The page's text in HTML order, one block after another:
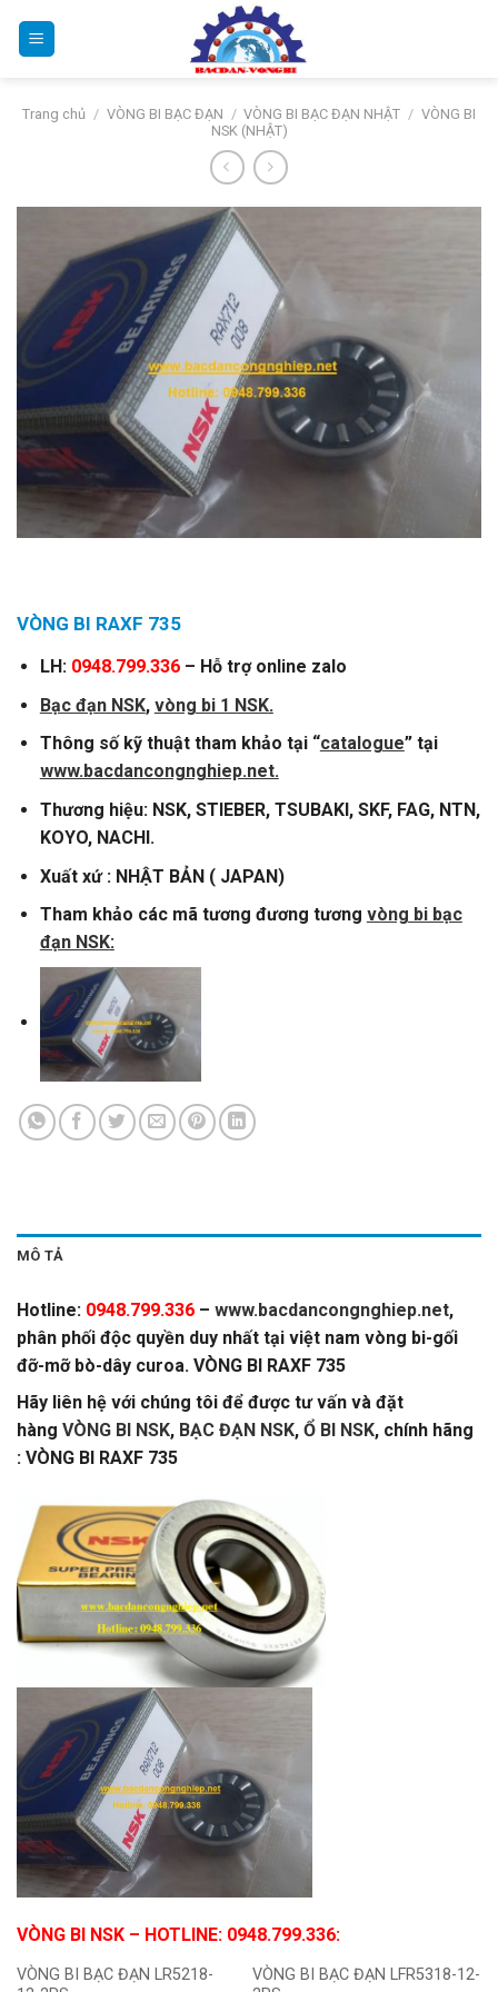
Trang chủ / VÒNG BI BẠC ĐẠN / VÒNG BI BẠC ĐẠN NHẬT / VÒNG BI
NSK (NHẬT)
VÒNG BI RAXF 735
LH: 0948.799.336 – Hỗ trợ online zalo
Bạc đạn NSK, vòng bi 1 NSK.
Thông số kỹ thuật tham khảo tại “catalogue” tại
www.bacdancongnghiep.net.
Thương hiệu: NSK, STIEBER, TSUBAKI, SKF, FAG, NTN,
KOYO, NACHI.
Xuất xứ : NHẬT BẢN ( JAPAN)
Tham khảo các mã tương đương tương vòng bi bạc
đạn NSK:
MÔ TẢ
Hotline: 0948.799.336 – www.bacdancongnghiep.net,
phân phối độc quyền duy nhất tại việt nam vòng bi-gối
đỡ-mỡ bò-dây curoa. VÒNG BI RAXF 735
Hãy liên hệ với chúng tôi để được tư vấn và đặt
hàng VÒNG BI NSK, BẠC ĐẠN NSK, Ổ BI NSK, chính hãng
: VÒNG BI RAXF 735
VÒNG BI NSK – HOTLINE: 0948.799.336:
VÒNG BI BẠC ĐẠN LR5218-
VÒNG BI BẠC ĐẠN LFR5318-12-